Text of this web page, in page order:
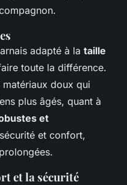
adapté à la taille
toute la différence.
doux qui
plus âgés, quant à
et
et confort,
et la sécurité